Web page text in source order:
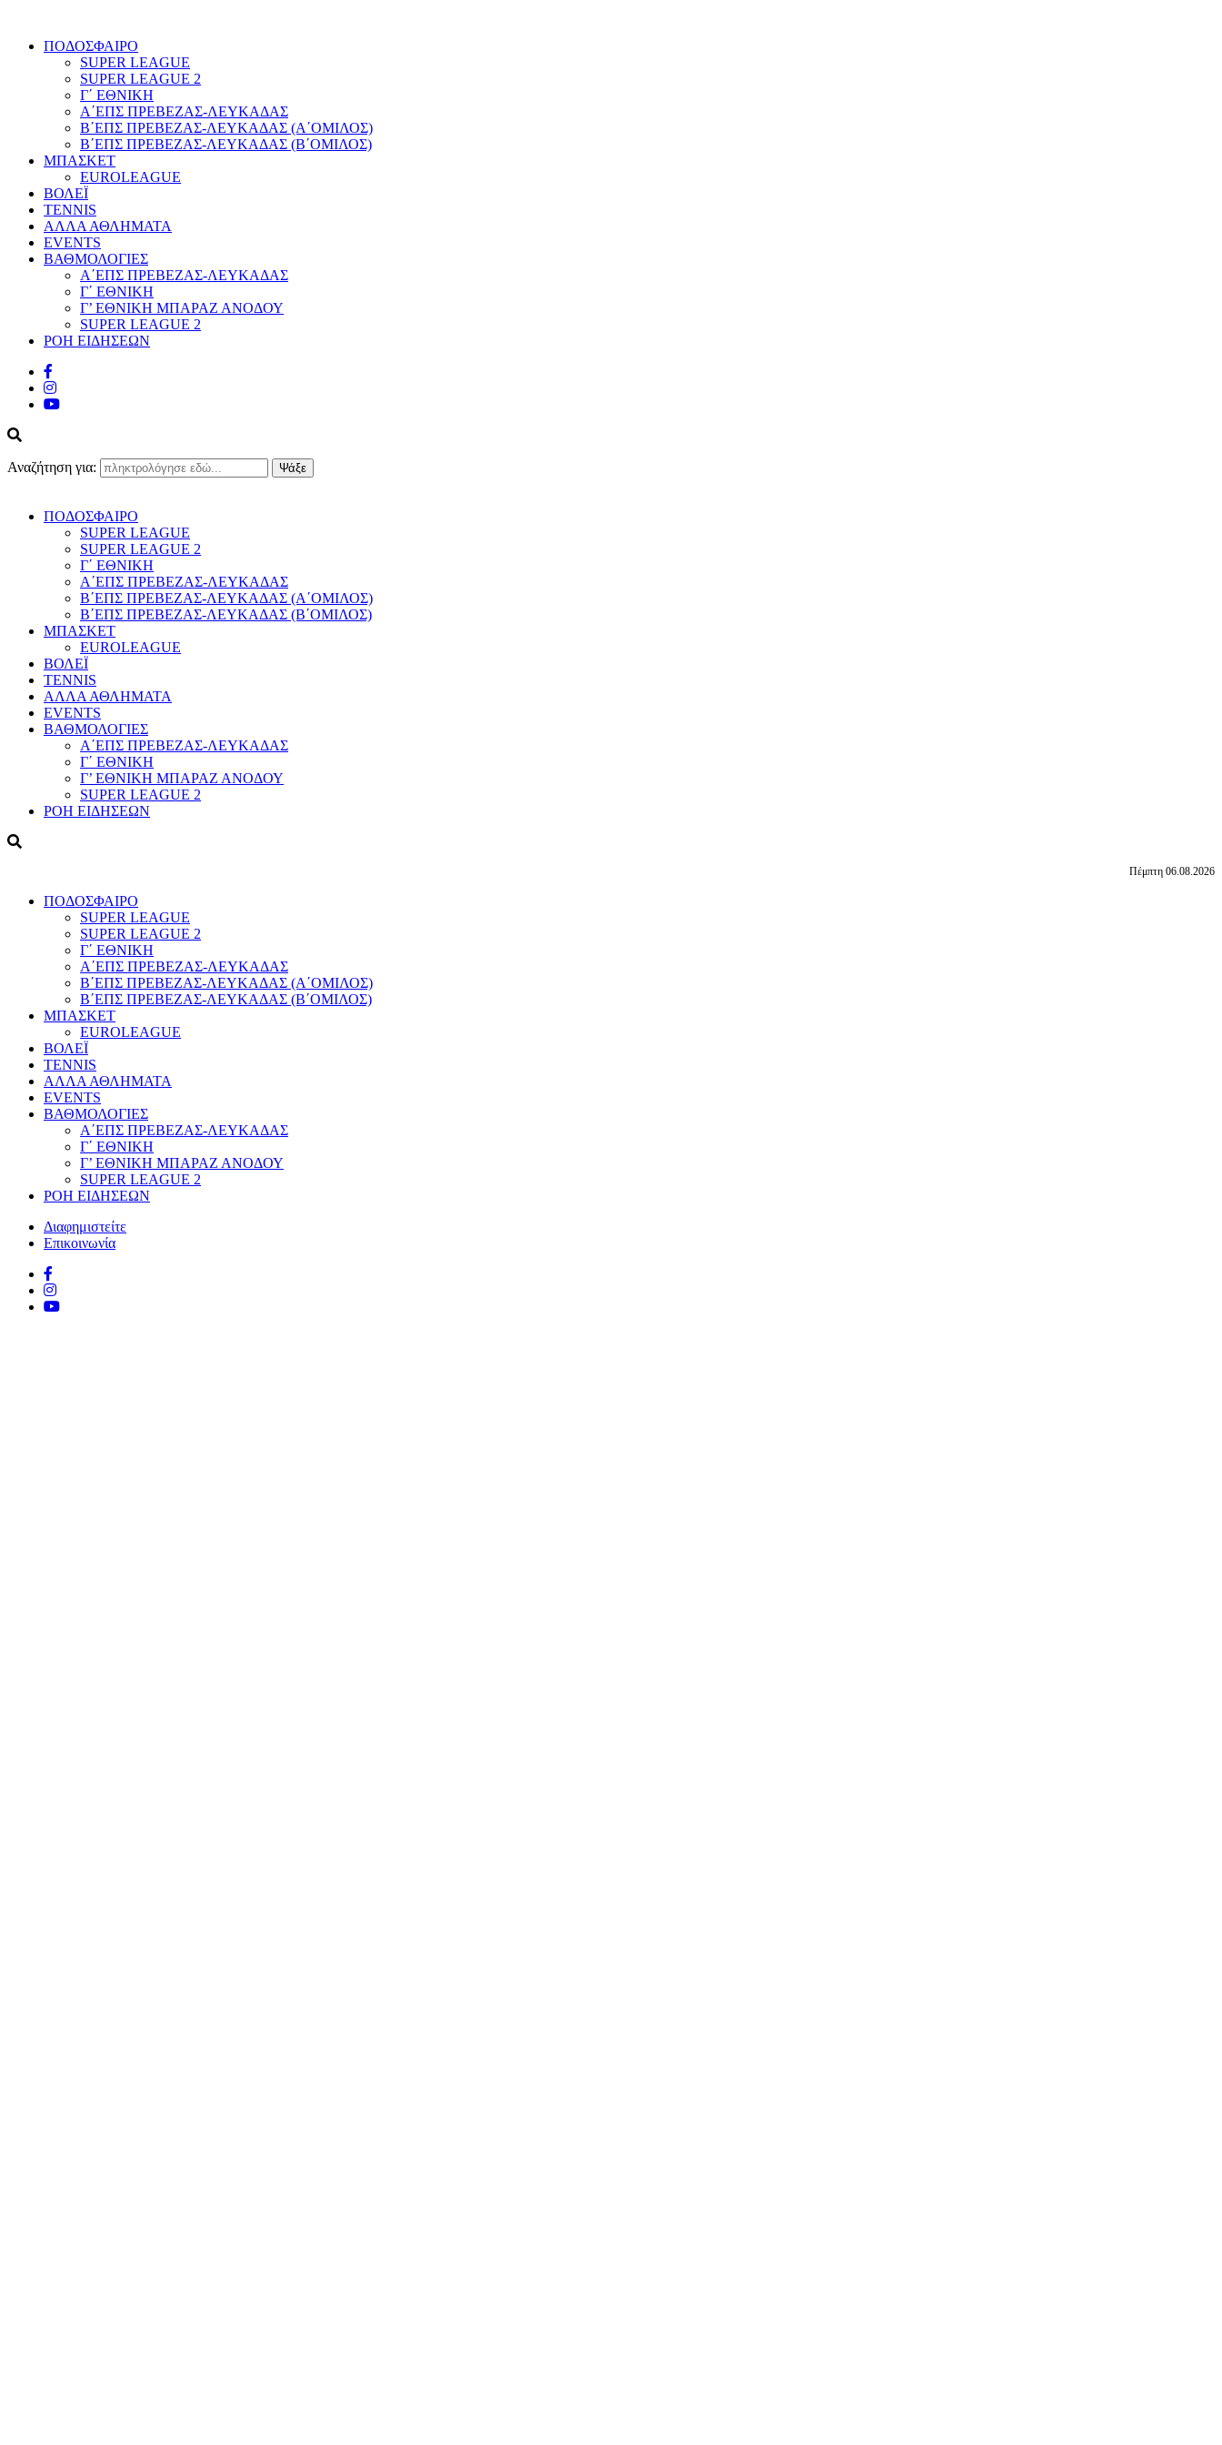
ΠΟΔΟΣΦΑΙΡΟ
SUPER LEAGUE
SUPER LEAGUE 2
Γ΄ ΕΘΝΙΚΗ
Α΄ΕΠΣ ΠΡΕΒΕΖΑΣ-ΛΕΥΚΑΔΑΣ
Β΄ΕΠΣ ΠΡΕΒΕΖΑΣ-ΛΕΥΚΑΔΑΣ (Α΄ΟΜΙΛΟΣ)
Β΄ΕΠΣ ΠΡΕΒΕΖΑΣ-ΛΕΥΚΑΔΑΣ (Β΄ΟΜΙΛΟΣ)
ΜΠΑΣΚΕΤ
EUROLEAGUE
ΒΟΛΕΪ
TENNIS
ΑΛΛΑ ΑΘΛΗΜΑΤΑ
EVENTS
ΒΑΘΜΟΛΟΓΙΕΣ
Α΄ΕΠΣ ΠΡΕΒΕΖΑΣ-ΛΕΥΚΑΔΑΣ
Γ΄ ΕΘΝΙΚΗ
Γ’ ΕΘΝΙΚΗ ΜΠΑΡΑΖ ΑΝΟΔΟΥ
SUPER LEAGUE 2
ΡΟΗ ΕΙΔΗΣΕΩΝ
Αναζήτηση για:
ΠΟΔΟΣΦΑΙΡΟ
SUPER LEAGUE
SUPER LEAGUE 2
Γ΄ ΕΘΝΙΚΗ
Α΄ΕΠΣ ΠΡΕΒΕΖΑΣ-ΛΕΥΚΑΔΑΣ
Β΄ΕΠΣ ΠΡΕΒΕΖΑΣ-ΛΕΥΚΑΔΑΣ (Α΄ΟΜΙΛΟΣ)
Β΄ΕΠΣ ΠΡΕΒΕΖΑΣ-ΛΕΥΚΑΔΑΣ (Β΄ΟΜΙΛΟΣ)
ΜΠΑΣΚΕΤ
EUROLEAGUE
ΒΟΛΕΪ
TENNIS
ΑΛΛΑ ΑΘΛΗΜΑΤΑ
EVENTS
ΒΑΘΜΟΛΟΓΙΕΣ
Α΄ΕΠΣ ΠΡΕΒΕΖΑΣ-ΛΕΥΚΑΔΑΣ
Γ΄ ΕΘΝΙΚΗ
Γ’ ΕΘΝΙΚΗ ΜΠΑΡΑΖ ΑΝΟΔΟΥ
SUPER LEAGUE 2
ΡΟΗ ΕΙΔΗΣΕΩΝ
Πέμπτη 06.08.2026
ΠΟΔΟΣΦΑΙΡΟ
SUPER LEAGUE
SUPER LEAGUE 2
Γ΄ ΕΘΝΙΚΗ
Α΄ΕΠΣ ΠΡΕΒΕΖΑΣ-ΛΕΥΚΑΔΑΣ
Β΄ΕΠΣ ΠΡΕΒΕΖΑΣ-ΛΕΥΚΑΔΑΣ (Α΄ΟΜΙΛΟΣ)
Β΄ΕΠΣ ΠΡΕΒΕΖΑΣ-ΛΕΥΚΑΔΑΣ (Β΄ΟΜΙΛΟΣ)
ΜΠΑΣΚΕΤ
EUROLEAGUE
ΒΟΛΕΪ
TENNIS
ΑΛΛΑ ΑΘΛΗΜΑΤΑ
EVENTS
ΒΑΘΜΟΛΟΓΙΕΣ
Α΄ΕΠΣ ΠΡΕΒΕΖΑΣ-ΛΕΥΚΑΔΑΣ
Γ΄ ΕΘΝΙΚΗ
Γ’ ΕΘΝΙΚΗ ΜΠΑΡΑΖ ΑΝΟΔΟΥ
SUPER LEAGUE 2
ΡΟΗ ΕΙΔΗΣΕΩΝ
Διαφημιστείτε
Επικοινωνία